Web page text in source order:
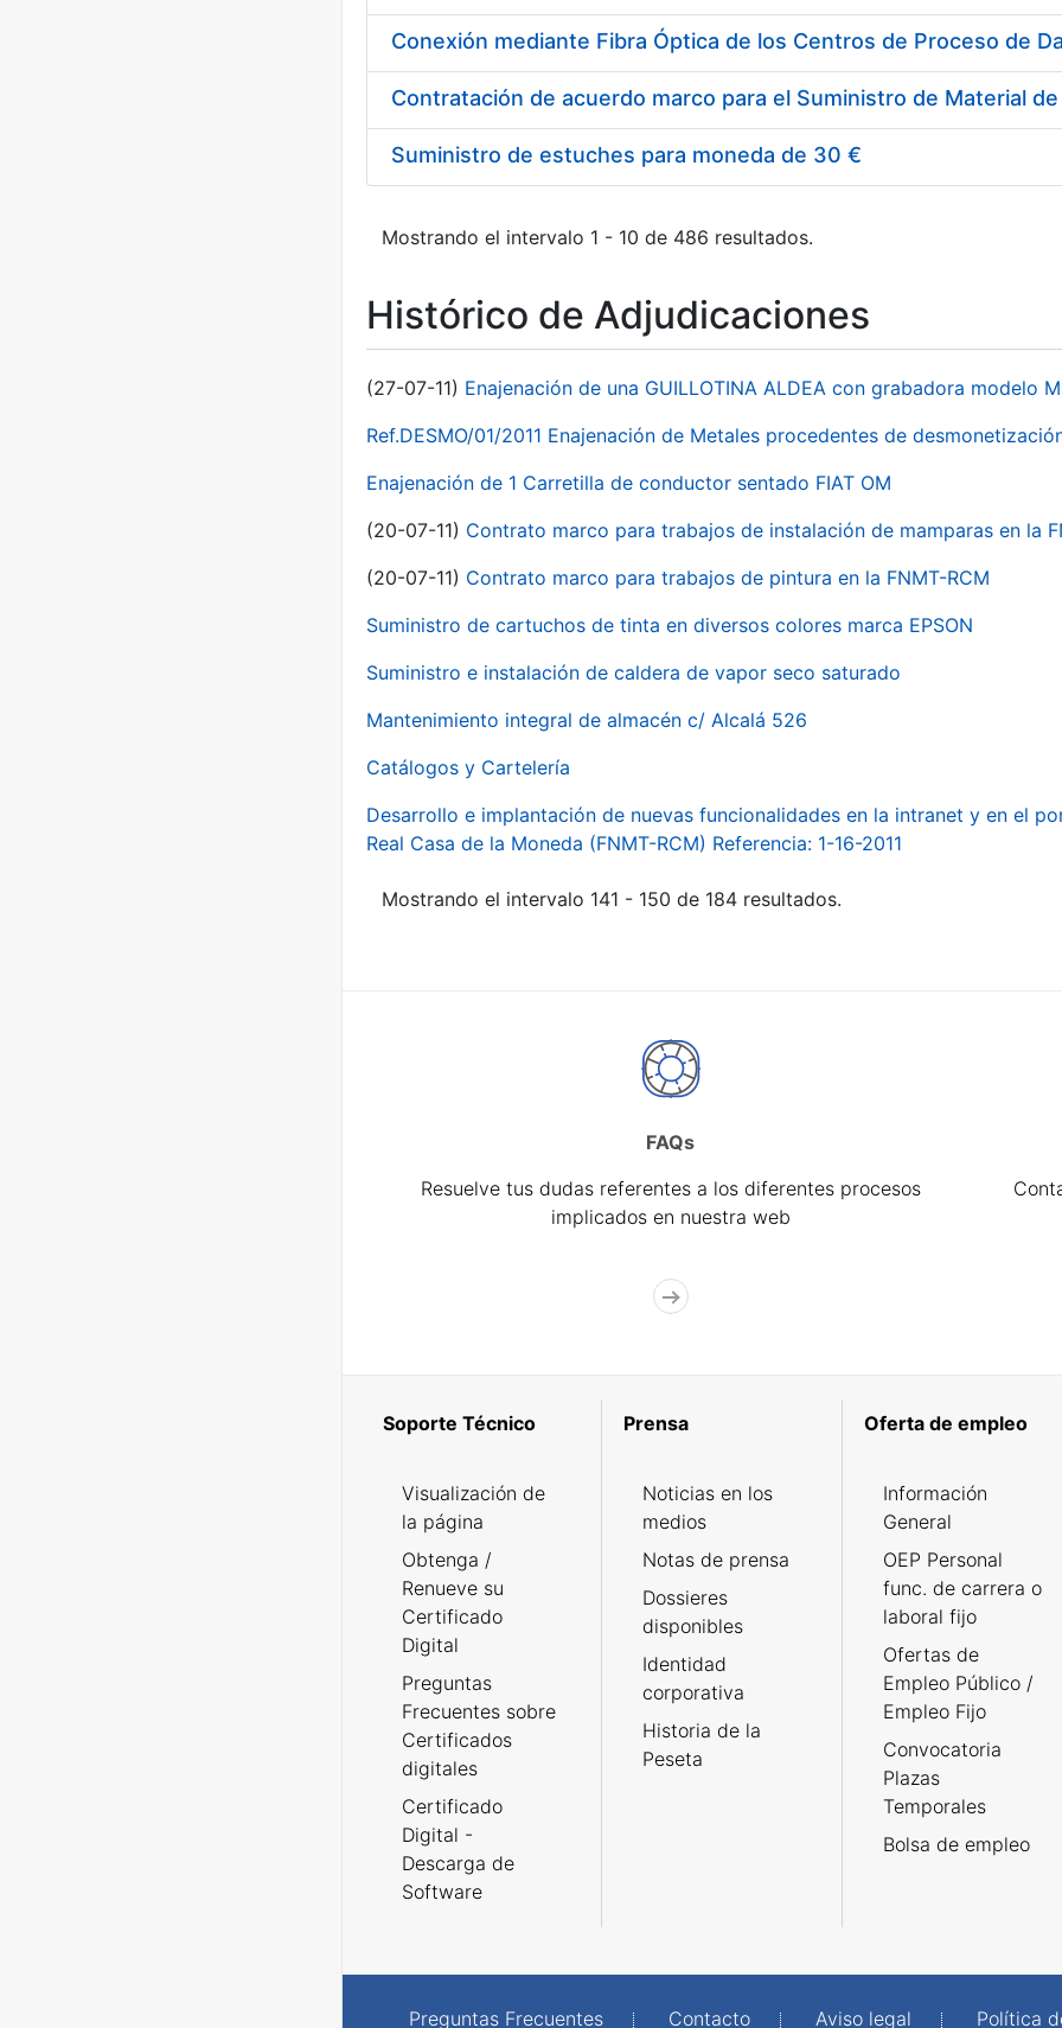
Suministro de estuches para moneda de 30 €
Mostrando el intervalo 1 - 10 de 486 resultados.
Histórico de Adjudicaciones
(27-07-11) Enajenación de una GUILLOTINA ALDEA con grabadora modelo
Ref.DESMO/01/2011 Enajenación de Metales procedentes de
Enajenación de 1 Carretilla de conductor sentado FIAT OM
(20-07-11) Contrato marco para trabajos de instalación de mamparas en la
(20-07-11) Contrato marco para trabajos de pintura en la FNMT-RCM
Suministro de cartuchos de tinta en diversos colores marca EPSON
Suministro e instalación de caldera de vapor seco saturado
Mantenimiento integral de almacén c/ Alcalá 526
Catálogos y Cartelería
Desarrollo e implantación de nuevas funcionalidades en la intranet y en el
Real Casa de la Moneda (FNMT-RCM) Referencia: 1-16-2011
Mostrando el intervalo 141 - 150 de 184 resultados.
FAQs
Resuelve tus dudas referentes a los diferentes procesos
implicados en nuestra web
Soporte Técnico
Visualización de
la página
Obtenga /
Renueve su
Certificado
Digital
Preguntas
Frecuentes sobre
Certificados
digitales
Certificado
Digital -
Descarga de
Software
Prensa
Noticias en los
medios
Notas de prensa
Dossieres
disponibles
Identidad
corporativa
Historia de la
Peseta
Oferta de empleo
Información
General
OEP Personal
func. de carrera o
laboral fijo
Ofertas de
Empleo Público /
Empleo Fijo
Convocatoria
Plazas
Temporales
Bolsa de empleo
Preguntas Frecuentes Contacto Aviso legal Política